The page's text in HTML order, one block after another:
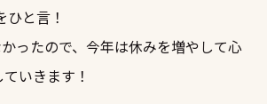
と言！
ったので、今年は休みを増やして心
いきます！